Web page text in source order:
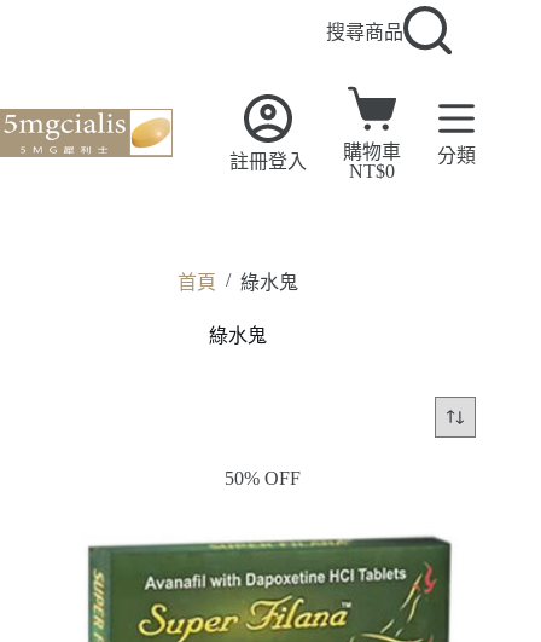
搜尋商品
註冊登入
購物車
NT$0
分類
首頁 / 綠水鬼
綠水鬼
50% OFF